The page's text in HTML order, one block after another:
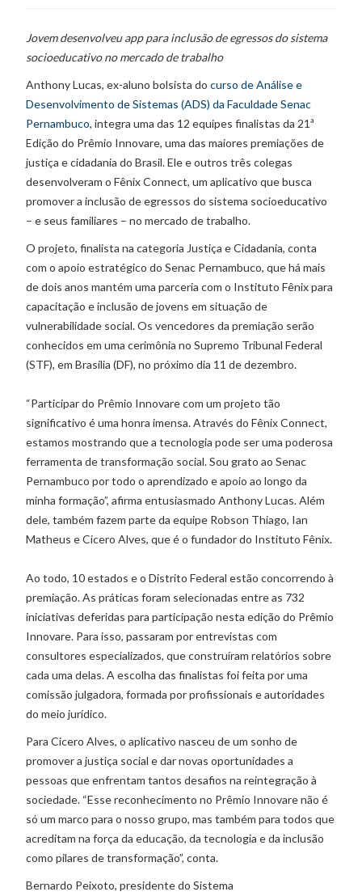
Jovem desenvolveu app para inclusão de egressos do sistema
socioeducativo no mercado de trabalho
Anthony Lucas, ex-aluno bolsista docurso de Análise e
Desenvolvimento de Sistemas (ADS) da Faculdade Senac
Pernambuco, integra uma das 12 equipes finalistas da 21ª
Edição do Prêmio Innovare, uma das maiores premiações de
justiça e cidadania do Brasil. Ele e outros três colegas
desenvolveram o Fênix Connect, um aplicativo que busca
promover a inclusão de egressos do sistema socioeducativo
– e seus familiares – no mercado de trabalho.
O projeto, finalista na categoria Justiça e Cidadania, conta
com o apoio estratégico do Senac Pernambuco, que há mais
de dois anos mantém uma parceria com o Instituto Fênix para
capacitação e inclusão de jovens em situação de
vulnerabilidade social. Os vencedores da premiação serão
conhecidos em uma cerimônia no Supremo Tribunal Federal
(STF), em Brasília (DF), no próximo dia 11 de dezembro.
“Participar do Prêmio Innovare com um projeto tão
significativo é uma honra imensa. Através do Fênix Connect,
estamos mostrando que a tecnologia pode ser uma poderosa
ferramenta de transformação social. Sou grato ao Senac
Pernambuco por todo o aprendizado e apoio ao longo da
minha formação”, afirma entusiasmado Anthony Lucas. Além
dele, também fazem parte da equipe Robson Thiago, Ian
Matheus e Cicero Alves, que é o fundador do Instituto Fênix.
Ao todo, 10 estados e o Distrito Federal estão concorrendo à
premiação. As práticas foram selecionadas entre as 732
iniciativas deferidas para participação nesta edição do Prêmio
Innovare. Para isso, passaram por entrevistas com
consultores especializados, que construíram relatórios sobre
cada uma delas. A escolha das finalistas foi feita por uma
comissão julgadora, formada por profissionais e autoridades
do meio jurídico.
Para Cicero Alves, o aplicativo nasceu de um sonho de
promover a justiça social e dar novas oportunidades a
pessoas que enfrentam tantos desafios na reintegração à
sociedade. “Esse reconhecimento no Prêmio Innovare não é
só um marco para o nosso grupo, mas também para todos que
acreditam na força da educação, da tecnologia e da inclusão
como pilares de transformação”, conta.
Bernardo Peixoto, presidente do Sistema